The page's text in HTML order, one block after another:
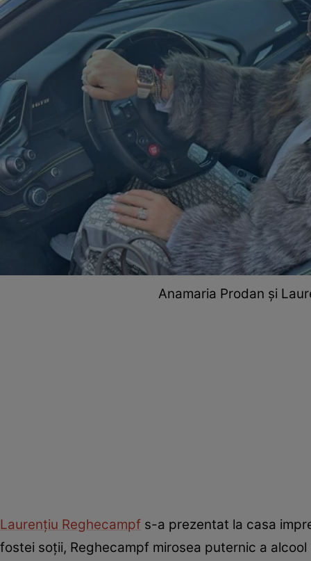
Anamaria Prodan și
Laurențiu Reghecampf s-a prezentat la casa
fostei soții, Reghecampf mirosea puternic a